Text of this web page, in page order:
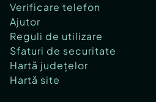
Verificare telefon
Ajutor
Reguli de utilizare
Sfaturi de securitate
Hartă județelor
Hartă site